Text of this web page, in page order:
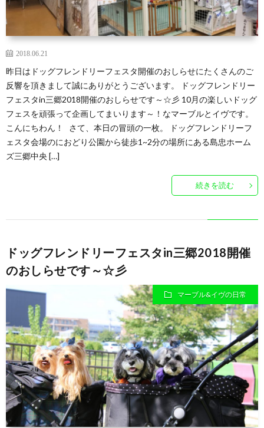
2018.06.21
昨日はドッグフレンドリーフェスタ開催のおしらせにたくさんのご
反響を頂きまして誠にありがとうございます。 ドッグフレンドリー
フェスタin三郷2018開催のおしらせです～☆彡 10月の楽しいドッグ
フェスを頑張って企画してまいります～！なマーブルとイヴです。
こんにちわん！ さて、本日の冒頭の一枚。 ドッグフレンドリーフ
ェスタ会場のにおどり公園から徒歩1~2分の場所にある島忠ホーム
ズ三郷中央 […]
続きを読む
ドッグフレンドリーフェスタin三郷2018開催
のおしらせです～☆彡
マーブル&イヴの日常